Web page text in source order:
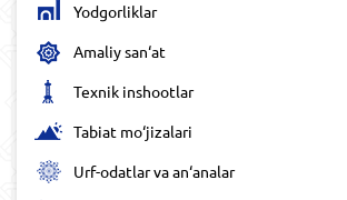
Yodgorliklar
Amaliy san‘at
Texnik inshootlar
Tabiat mo‘jizalari
Urf-odatlar va an‘analar